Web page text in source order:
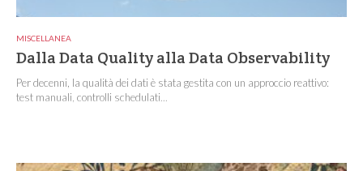
MISCELLANEA
Dalla Data Quality alla Data Observability
Per decenni, la qualità dei dati è stata gestita con un approccio reattivo:
test manuali, controlli schedulati...